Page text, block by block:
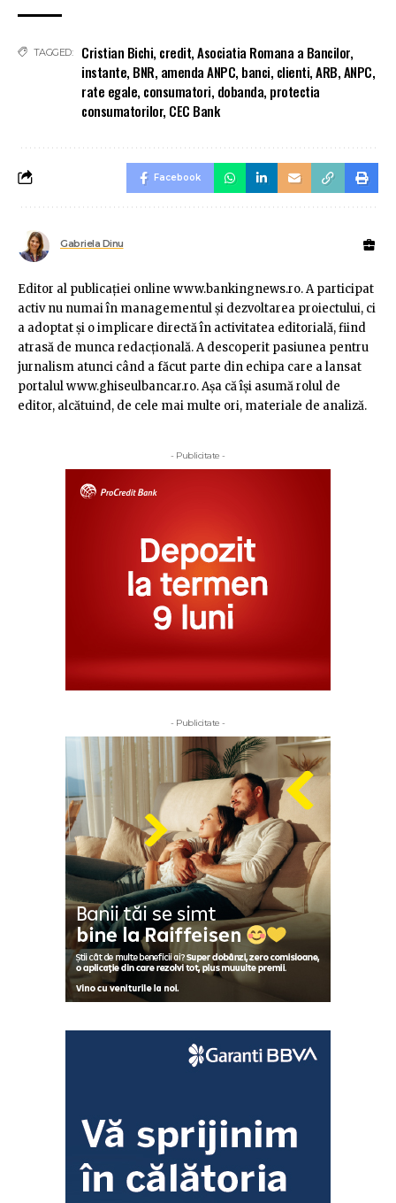
TAGGED: Cristian Bichi, credit,Asociatia Romana a Bancilor,
instante, BNR, amenda ANPC, banci, clienti,ARB,ANPC,
rate egale, consumatori, dobanda, protectia
consumatorilor, CEC Bank
Facebook
Gabriela Dinu
Editor al publicaţiei online www.bankingnews.ro. A participat
activ nu numai în managementul şi dezvoltarea proiectului, ci
a adoptat şi o implicare directă în activitatea editorială, fiind
atrasă de munca redacţională. A descoperit pasiunea pentru
jurnalism atunci când a făcut parte din echipa care a lansat
portalul www.ghiseulbancar.ro. Așa că îşi asumă rolul de
editor, alcătuind, de cele mai multe ori, materiale de analiză.
- Publicitate -
- Publicitate -